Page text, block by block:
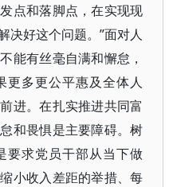
点和落脚点，在实现现
决好这个问题。”面对人
能有丝毫自满和懈怠，
更多更公平惠及全体人
进。在扎实推进共同富
和畏惧是主要障碍。树
要求党员干部从当下做
小收入差距的举措、每